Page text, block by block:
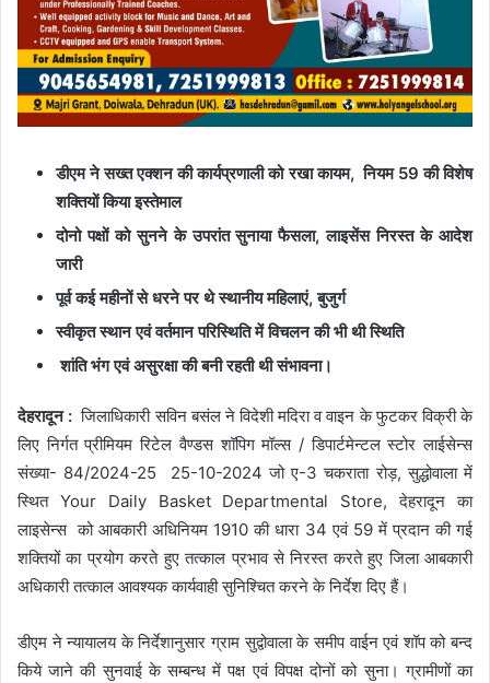
डीएम ने सख्त एक्शन की कार्यप्रणाली को रखा कायम, नियम 59 की विशेष
शक्तियों किया इस्तेमाल
दोनो पक्षों को सुनने के उपरांत सुनाया फैसला, लाइसेंस निरस्त के आदेश
जारी
पूर्व कई महीनों से धरने पर थे स्थानीय महिलाएं, बुजुर्ग
स्वीकृत स्थान एवं वर्तमान परिस्थिति में विचलन की भी थी स्थिति
शांति भंग एवं असुरक्षा की बनी रहती थी संभावना।
देहरादून : जिलाधिकारी सविन बसंल ने विदेशी मदिरा व वाइन के फुटकर विक्री के
लिए निर्गत प्रीमियम रिटेल वैण्डस शॉपिग मॉल्स / डिपार्टमेन्टल स्टोर लाईसेन्स
संख्या- 84/2024-25 25-10-2024 जो ए-3 चकराता रोड़, सुद्धोवाला में
स्थित Your Daily Basket Departmental Store, देहरादून का
लाइसेन्स को आबकारी अधिनियम 1910 की धारा 34 एवं 59 में प्रदान की गई
शक्तियों का प्रयोग करते हुए तत्काल प्रभाव से निरस्त करते हुए जिला आबकारी
अधिकारी तत्काल आवश्यक कार्यवाही सुनिश्चित करने के निर्देश दिए हैं।
डीएम ने न्यायालय के निर्देशानुसार ग्राम सुद्वोवाला के समीप वाईन एवं शॉप को बन्द
किये जाने की सुनवाई के सम्बन्ध में पक्ष एवं विपक्ष दोनों को सुना। ग्रामीणों का